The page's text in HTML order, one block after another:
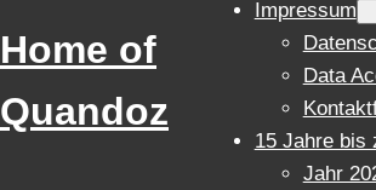
Home of
Quandoz
Impressum
Data
15 Jahre bis
Jahr